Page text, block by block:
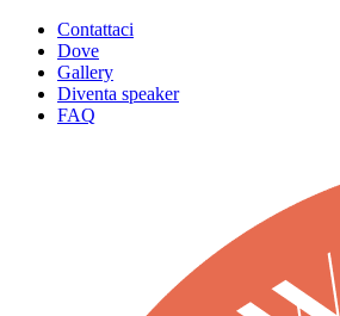
Contattaci
Dove
Gallery
Diventa speaker
FAQ